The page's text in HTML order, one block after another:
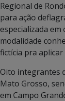
Regional de
para ação
especializada
modalidade
fictícia pra aplicar
Oito integrantes
Mato Grosso,
em Campo